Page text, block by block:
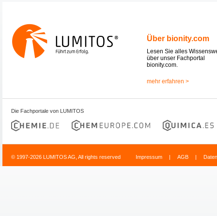
Über bionity.com
Lesen Sie alles
über unser Fachportal
bionity.com.
mehr erfahren >
Die Fachportale von LUMITOS
© 1997-2026 LUMITOS AG, All rights reserved Impressum | AGB |